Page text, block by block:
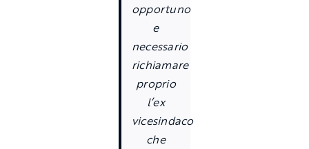
opportuno
e
necessario
richiamare
proprio
l’ex
vicesindaco
che